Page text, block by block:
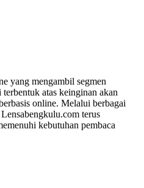
yang mengambil segmen
atas keinginan akan
online. Melalui berbagai
terus
kebutuhan pembaca